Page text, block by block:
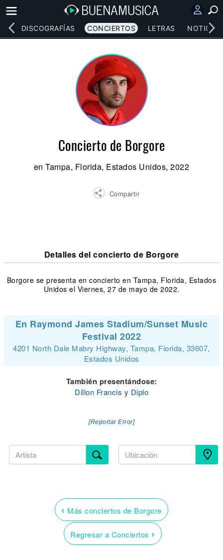
DISCOGRAFÍAS CONCIERTOS LETRAS NOTICIAS
Concierto de Borgore
en Tampa, Florida, Estados Unidos, 2022
Compartir
Detalles del concierto de Borgore
Borgore se presenta en concierto en Tampa, Florida, Estados
Unidos el Viernes, 27 de mayo de 2022.
En Raymond James Stadium/Sunset Music
Festival 2022
4201 North Dale Mabry Highway, Tampa, Florida, 33607,
Estados Unidos
También presentándose:
Dillon Francis y Diplo
[Reportar Error]
‹ Más conciertos de Borgore
Regresar a Conciertos ›